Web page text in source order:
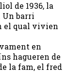
de 1936, la
Un barri
el qual vivien
en
hagueren de
la fam, el fred